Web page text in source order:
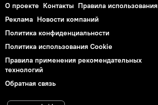
О проекте Контакты Правила использования
Реклама Новости компаний
Политика конфиденциальности
Политика использования Cookie
Правила применения рекомендательных
технологий
Обратная связь